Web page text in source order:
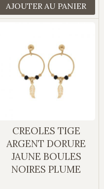
AJOUTER AU PANIER
CREOLES TIGE
ARGENT DORURE
JAUNE BOULES
NOIRES PLUME